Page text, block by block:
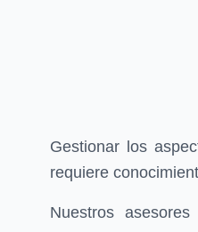
Gestionar los
requiere
Nuestros